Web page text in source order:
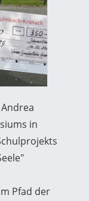
in
Pfad der